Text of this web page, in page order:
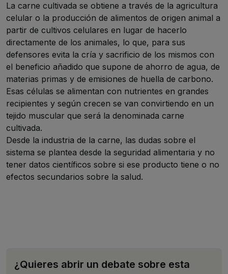
La carne cultivada se obtiene a través de la agricultura
celular o la producción de alimentos de origen animal a
partir de cultivos celulares en lugar de hacerlo
directamente de los animales, lo que, para sus
defensores evita la cría y sacrificio de los mismos con
el beneficio añadido que supone de ahorro de agua, de
materias primas y de emisiones de huella de carbono.
Esas células se alimentan con nutrientes en grandes
recipientes y según crecen se van convirtiendo en un
tejido muscular que será la denominada carne
cultivada.
Desde la industria de la carne, las dudas sobre el
sistema se plantea desde la seguridad alimentaria y no
tener datos científicos sobre si ese producto tiene o no
efectos secundarios sobre la salud.
¿Quieres abrir un debate sobre esta